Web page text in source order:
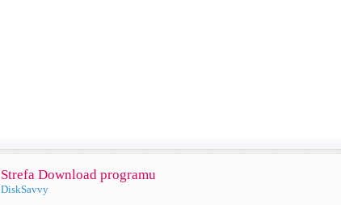
Strefa Download programu
DiskSavvy